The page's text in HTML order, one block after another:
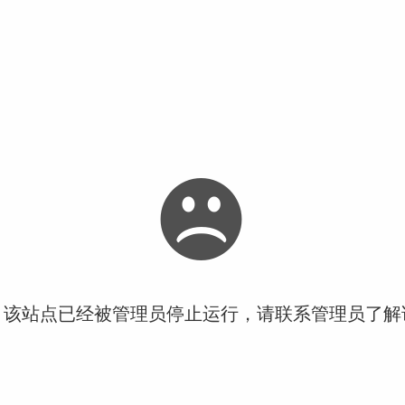
站点已经被管理员停止运行，请联系管理员了